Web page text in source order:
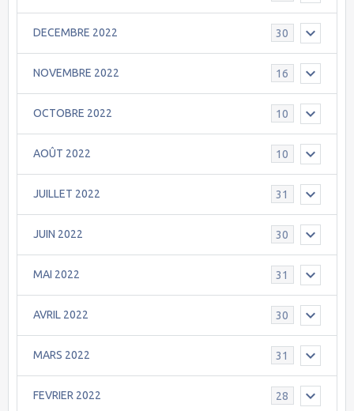
DECEMBRE 2022 30
NOVEMBRE 2022 16
OCTOBRE 2022 10
AOÛT 2022 10
JUILLET 2022 31
JUIN 2022 30
MAI 2022 31
AVRIL 2022 30
MARS 2022 31
FEVRIER 2022 28